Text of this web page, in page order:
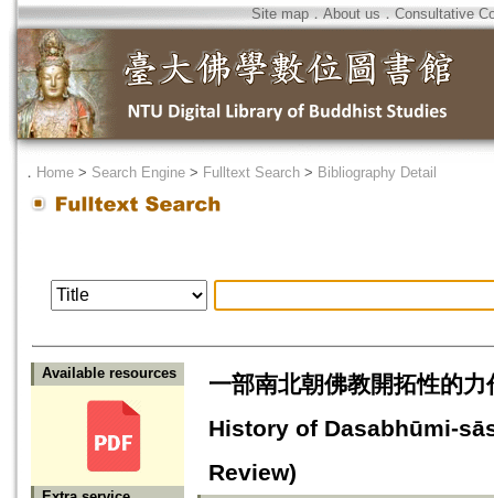
Site map．About us ． Consultative
． Home > Search Engine > Fulltext Search > Bibliography Detail
Available resources
一部南北朝佛教開拓性的
History of Dasabhūmi-
Review)